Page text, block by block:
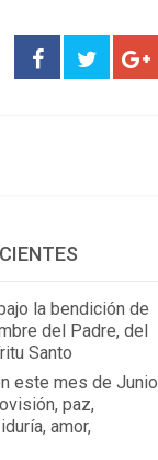
la bendición de
del Padre, del
Santo
este mes de Junio
paz,
amor,